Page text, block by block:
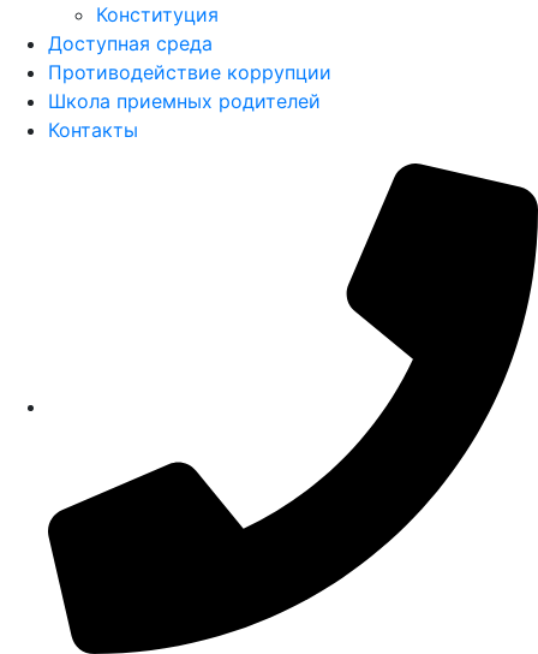
Конституция
Доступная среда
Противодействие коррупции
Школа приемных родителей
Контакты